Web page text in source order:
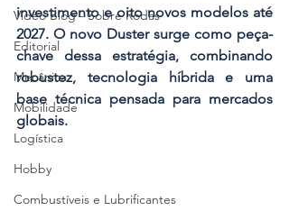
Vídeo Blog - Sobre Rodas
Editorial
Mecânica
Mobilidade
Logística
Hobby
Combustíveis e Lubrificantes
investimento e oito novos modelos até
2027. O novo Duster surge como peça-
chave dessa estratégia, combinando
robustez, tecnologia híbrida e uma
base técnica pensada para mercados
globais.